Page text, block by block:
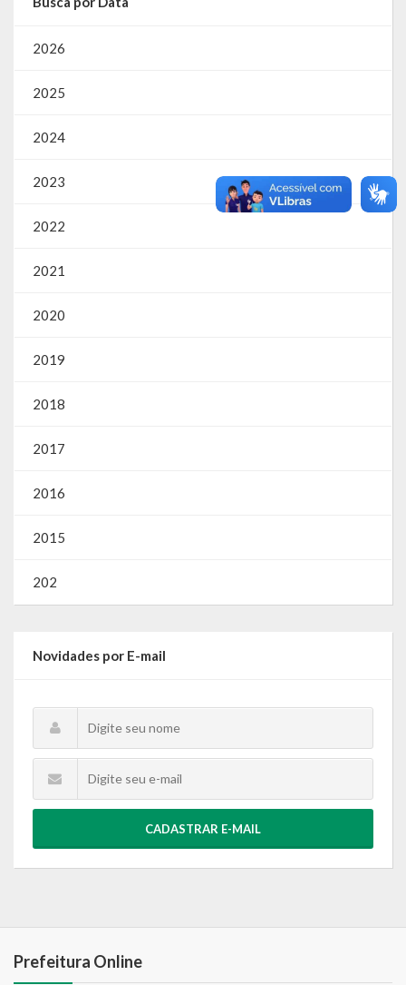
2026
2025
2024
2023
2022
2021
2020
2019
2018
2017
2016
2015
202
Novidades por E-mail
CADASTRAR E-MAIL
Prefeitura Online